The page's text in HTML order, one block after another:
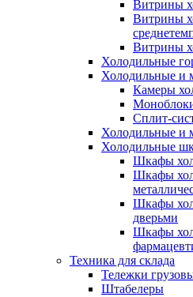
Витрины
Витрины
Витрины
Холодильные
Холодильные и
Камеры
Сплит-
Холодильные и
Холодильные
Шкафы
Шкафы
Шкафы
дверьми
Шкафы
Техника для склада
Тележки
Штабелеры